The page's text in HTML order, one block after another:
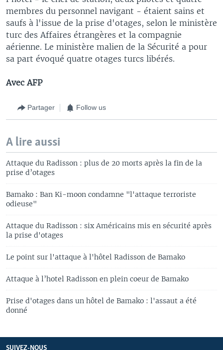
membres du personnel navigant - étaient sains et
saufs à l'issue de la prise d'otages, selon le ministère
turc des Affaires étrangères et la compagnie
aérienne. Le ministère malien de la Sécurité a pour
sa part évoqué quatre otages turcs libérés.
Avec AFP
Partager Follow us
A lire aussi
Attaque du Radisson : plus de 20 morts après la fin de la
prise d’otages
Bamako : Ban Ki-moon condamne "l'attaque terroriste
odieuse"
Attaque du Radisson : six Américains mis en sécurité après
la prise d'otages
Le point sur l'attaque à l'hôtel Radisson de Bamako
Attaque à l’hotel Radisson en plein coeur de Bamako
Prise d'otages dans un hôtel de Bamako : l'assaut a été
donné
SUIVEZ-NOUS